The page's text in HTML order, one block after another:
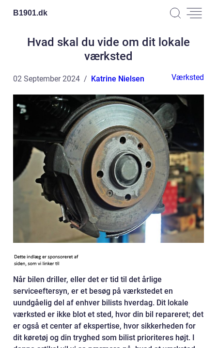
B1901.dk
Hvad skal du vide om dit lokale
værksted
02 September 2024 Katrine Nielsen Værksted
Når bilen driller, eller det er tid til det årlige
serviceeftersyn, er et besøg på værkstedet en
uundgåelig del af enhver bilists hverdag. Dit lokale
værksted er ikke blot et sted, hvor din bil repareret; det
er også et center af ekspertise, hvor sikkerheden for
dit køretøj og din tryghed som bilist prioriteres højt. I